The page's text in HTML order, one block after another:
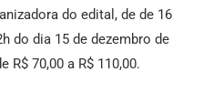
do edital, de de 16
do dia 15 de dezembro de
R$ 70,00 a R$ 110,00.